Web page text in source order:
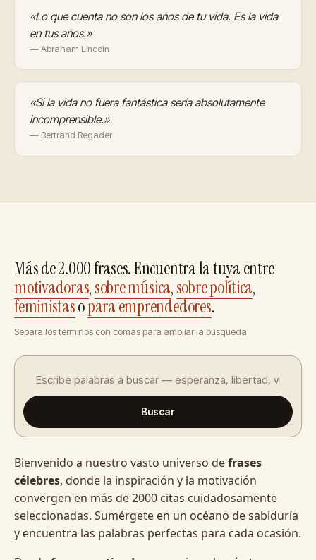
«Lo que cuenta no son los años de tu vida. Es la vida
en tus años.»
— Abraham Lincoln
«Si la vida no fuera fantástica sería absolutamente
incomprensible.»
— Bertrand Regader
Más de 2.000 frases. Encuentra la tuya entre
motivadoras,sobre música,sobre política,
feministasopara emprendedores.
Separa los términos con comas para ampliar la búsqueda.
Buscar
Bienvenido a nuestro vasto universo defrases
célebres, donde la inspiración y la motivación
convergen en más de 2000 citas cuidadosamente
seleccionadas. Sumérgete en un océano de sabiduría
y encuentra las palabras perfectas para cada ocasión.